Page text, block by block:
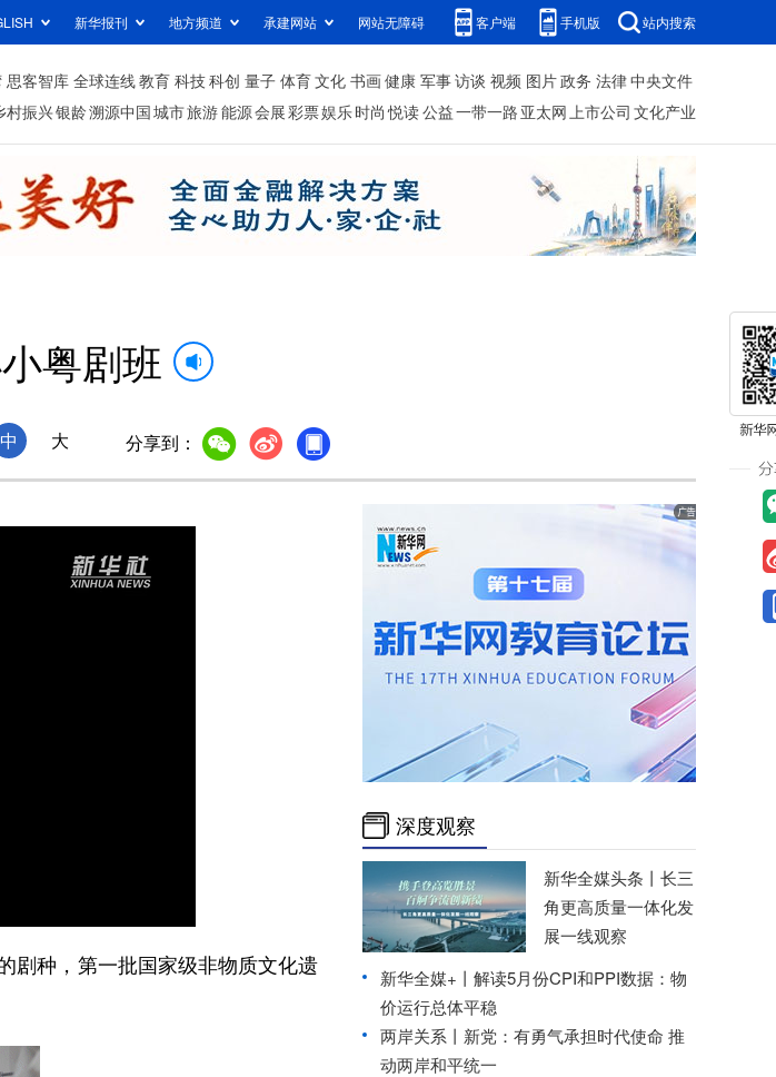
新华报刊 地方频道 承建网站 网站无障碍 客户端 手机版 站内搜索
思客智库 全球连线教育 科技科创 量子 体育文化 书画健康 军事访谈 视频 图片政务 法律中央文件
村振兴银龄溯源中国城市旅游能源会展彩票娱乐时尚 悦读公益一带一路 亚太网上市公司 文化产业
粤剧班
中 大 分享到：
种，第一批国家级非物质文化遗
深度观察
新华全媒头条丨 长三
角更高质量一体化发
展一线观察
新华全媒+丨 解读5月份CPI和PPI数据：物
价运行总体平稳
两岸关系丨 新党：有勇气承担时代使命 推
动两岸和平统一